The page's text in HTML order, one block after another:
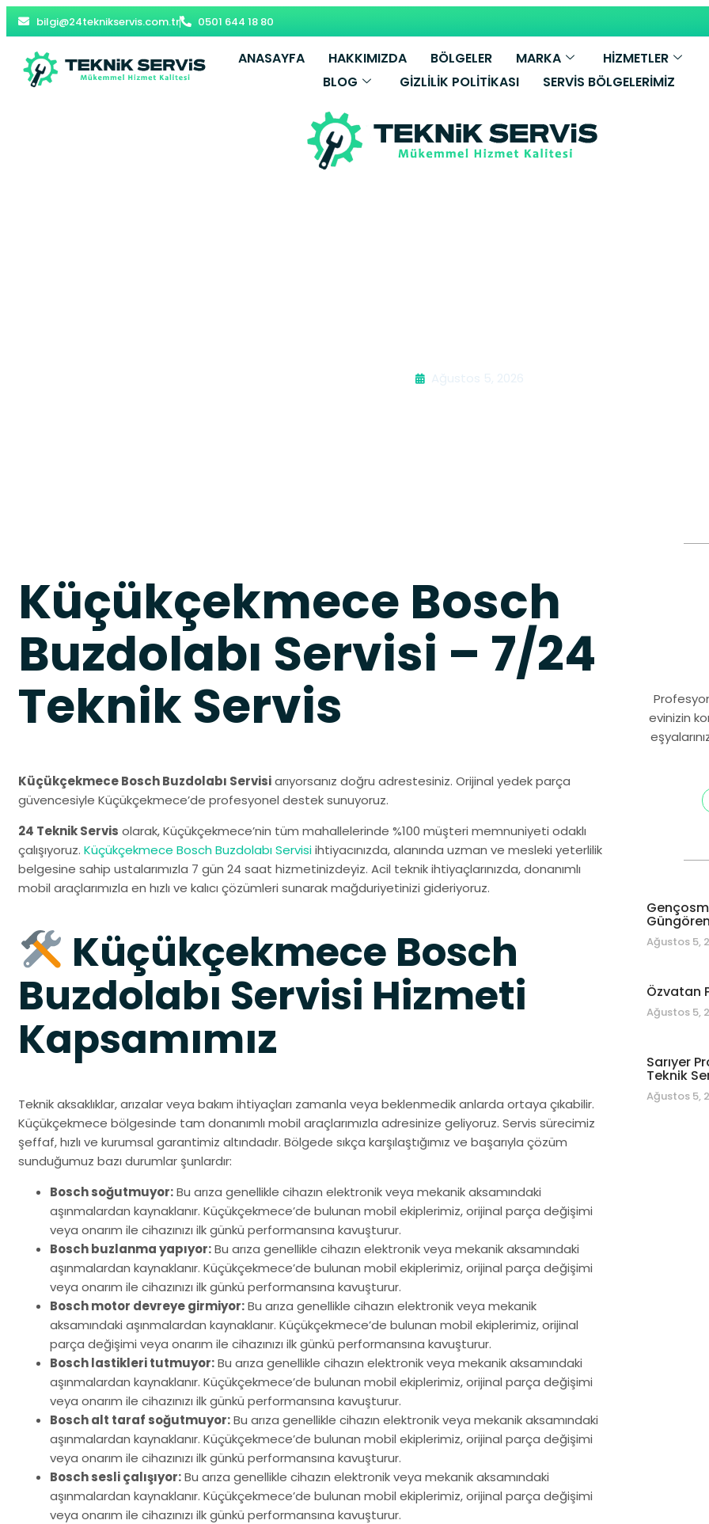
bilgi@24teknikservis.com.tr 0501 644 18 80
ANASAYFA HAKKIMIZDA BÖLGELER MARKA HİZMETLER
BLOG
GIZLILIK POLITIKASI SERVIS BÖLGELERIMIZ
Ağustos 5, 2026
Küçükçekmece Bosch
Buzdolabı Servisi – 7/24
Teknik Servis
Küçükçekmece Bosch Buzdolabı Servisiarıyorsanız doğru adrestesiniz. Orijinal yedek parça
güvencesiyle Küçükçekmece’de profesyonel destek sunuyoruz.
24 Teknik Servis olarak, Küçükçekmece’nin tüm mahallelerinde %100 müşteri memnuniyeti odaklı
çalışıyoruz. Küçükçekmece Bosch Buzdolabı Servisiihtiyacınızda, alanında uzman ve mesleki yeterlilik
belgesine sahip ustalarımızla 7 gün 24 saat hizmetinizdeyiz. Acil teknik ihtiyaçlarınızda, donanımlı
mobil araçlarımızla en hızlı ve kalıcı çözümleri sunarak mağduriyetinizi gideriyoruz.
Küçükçekmece Bosch
Buzdolabı Servisi Hizmeti
Kapsamımız
Teknik aksaklıklar, arızalar veya bakım ihtiyaçları zamanla veya beklenmedik anlarda ortaya çıkabilir.
Küçükçekmece bölgesinde tam donanımlı mobil araçlarımızla adresinize geliyoruz. Servis sürecimiz
şeffaf, hızlı ve kurumsal garantimiz altındadır. Bölgede sıkça karşılaştığımız ve başarıyla çözüm
sunduğumuz bazı durumlar şunlardır:
Bosch soğutmuyor:Bu arıza genellikle cihazın elektronik veya mekanik aksamındaki
aşınmalardan kaynaklanır. Küçükçekmece’de bulunan mobil ekiplerimiz, orijinal parça değişimi
veya onarım ile cihazınızı ilk günkü performansına kavuşturur.
Bosch buzlanma yapıyor:Bu arıza genellikle cihazın elektronik veya mekanik aksamındaki
aşınmalardan kaynaklanır. Küçükçekmece’de bulunan mobil ekiplerimiz, orijinal parça değişimi
veya onarım ile cihazınızı ilk günkü performansına kavuşturur.
Bosch motor devreye girmiyor:Bu arıza genellikle cihazın elektronik veya mekanik
aksamındaki aşınmalardan kaynaklanır. Küçükçekmece’de bulunan mobil ekiplerimiz, orijinal
parça değişimi veya onarım ile cihazınızı ilk günkü performansına kavuşturur.
Bosch lastikleri tutmuyor:Bu arıza genellikle cihazın elektronik veya mekanik aksamındaki
aşınmalardan kaynaklanır. Küçükçekmece’de bulunan mobil ekiplerimiz, orijinal parça değişimi
veya onarım ile cihazınızı ilk günkü performansına kavuşturur.
Bosch alt taraf soğutmuyor:Bu arıza genellikle cihazın elektronik veya mekanik aksamındaki
aşınmalardan kaynaklanır. Küçükçekmece’de bulunan mobil ekiplerimiz, orijinal parça değişimi
veya onarım ile cihazınızı ilk günkü performansına kavuşturur.
Bosch sesli çalışıyor:Bu arıza genellikle cihazın elektronik veya mekanik aksamındaki
aşınmalardan kaynaklanır. Küçükçekmece’de bulunan mobil ekiplerimiz, orijinal parça değişimi
veya onarım ile cihazınızı ilk günkü performansına kavuşturur.
evinizin
Ağustos 5,
Özvatan
Ağustos 5,
Sarıyer
Teknik
Ağustos 5,